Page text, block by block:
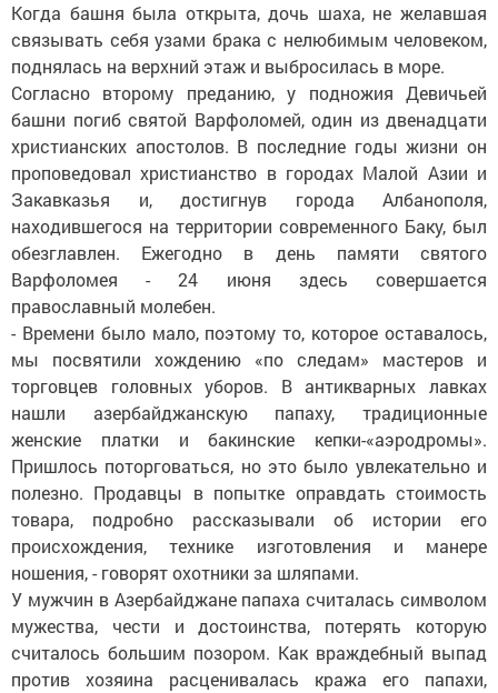
Когда башня была открыта, дочь шаха, не желавшая
связывать себя узами брака с нелюбимым человеком,
поднялась на верхний этаж и выбросилась в море.
Согласно второму преданию, у подножия Девичьей
башни погиб святой Варфоломей, один из двенадцати
христианских апостолов. В последние годы жизни он
проповедовал христианство в городах Малой Азии и
Закавказья и, достигнув города Албанополя,
находившегося на территории современного Баку, был
обезглавлен. Ежегодно в день памяти святого
Варфоломея - 24 июня здесь совершается
православный молебен.
- Времени было мало, поэтому то, которое оставалось,
мы посвятили хождению «по следам» мастеров и
торговцев головных уборов. В антикварных лавках
нашли азербайджанскую папаху, традиционные
женские платки и бакинские кепки-«аэродромы».
Пришлось поторговаться, но это было увлекательно и
полезно. Продавцы в попытке оправдать стоимость
товара, подробно рассказывали об истории его
происхождения, технике изготовления и манере
ношения, - говорят охотники за шляпами.
У мужчин в Азербайджане папаха считалась символом
мужества, чести и достоинства, потерять которую
считалось большим позором. Как враждебный выпад
против хозяина расценивалась кража его папахи,